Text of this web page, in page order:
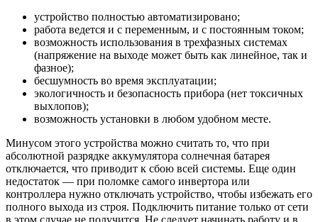
устройство полностью автоматизировано;
работа ведется и с переменным, и с постоянным током;
возможность использования в трехфазных системах
(напряжение на выходе может быть как линейное, так и
фазное);
бесшумность во время эксплуатации;
экологичность и безопасность прибора (нет токсичных
выхлопов);
возможность установки в любом удобном месте.
Минусом этого устройства можно считать то, что при
абсолютной разрядке аккумулятора солнечная батарея
отключается, что приводит к сбою всей системы. Еще один
недостаток — при поломке самого инвертора или
контроллера нужно отключать устройство, чтобы избежать его
полного выхода из строя. Подключить питание только от сети